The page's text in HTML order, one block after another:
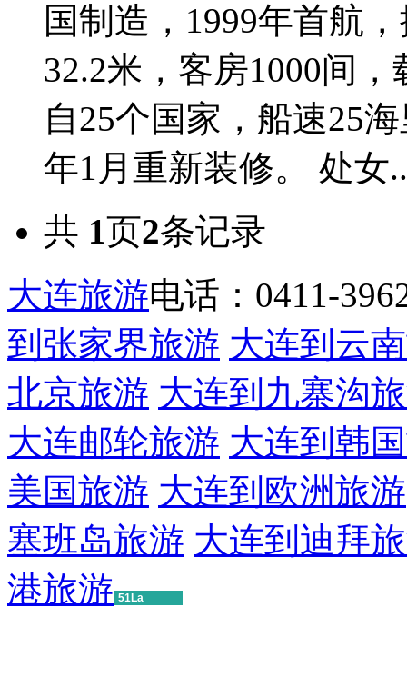
国制造，1999年首航
32.2米，客房1000间
自25个国家，船速25
年1月重新装修。 处女
共 1页2条记录
大连旅游电话：0411-
到张家界旅游 大连到云
北京旅游 大连到九寨沟
大连邮轮旅游 大连到韩
美国旅游 大连到欧洲旅游
塞班岛旅游 大连到迪拜
港旅游 51La